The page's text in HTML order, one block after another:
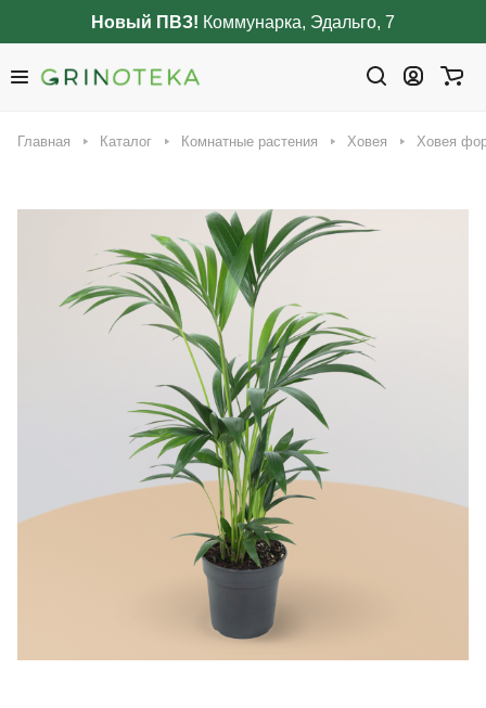
Новый ПВЗ! Коммунарка, Эдальго, 7
Главная Каталог Комнатные растения Ховея Ховея